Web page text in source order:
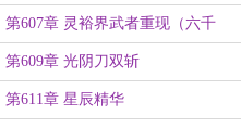
第607章 灵裕界武者重现（六千
字）
第609章 光阴刀双斩
第611章 星辰精华